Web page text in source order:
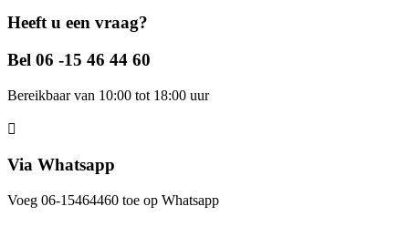
Heeft u een vraag?
Bel 06 -15 46 44 60
Bereikbaar van 10:00 tot 18:00 uur
Via Whatsapp
Voeg 06-15464460 toe op Whatsapp